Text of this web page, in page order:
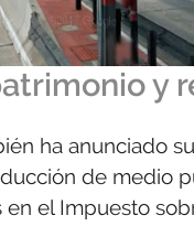
y
ha anunciado
de medio
el Impuesto